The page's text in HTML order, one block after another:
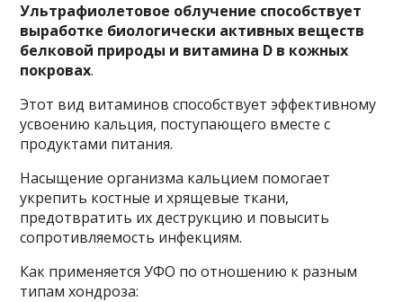
Ультрафиолетовое облучение способствует
выработке биологически активных веществ
белковой природы и витамина D в кожных
покровах.
Этот вид витаминов способствует эффективному
усвоению кальция, поступающего вместе с
продуктами питания.
Насыщение организма кальцием помогает
укрепить костные и хрящевые ткани,
предотвратить их деструкцию и повысить
сопротивляемость инфекциям.
Как применяется УФО по отношению к разным
типам хондроза: